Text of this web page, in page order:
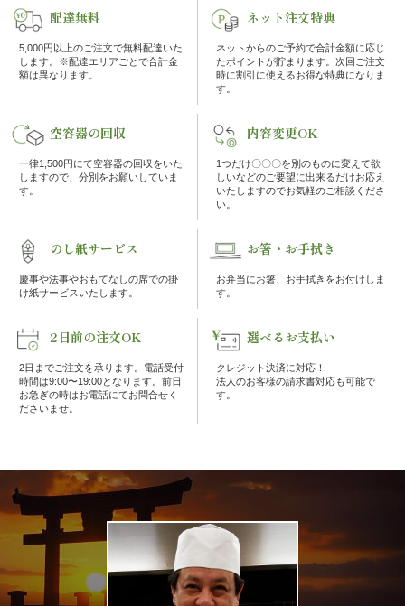
席
料
オ
ー
ブ
く
ら
堂
の
こ
だ
ン
配達無料
5,000円以上のご注文で無料配達いた
します。※配達エリアごとで合計金
額は異なります。
ネット注文特典
ネットからのご予約で合計金額に応じ
たポイントが貯まります。次回ご注文
時に割引に使えるお得な特典になりま
す。
空容器の回収
一律1,500円にて空容器の回収をいた
しますので、分別をお願いしていま
す。
内容変更OK
1つだけ〇〇〇を別のものに変えて欲
しいなどのご要望に出来るだけお応え
いたしますのでお気軽のご相談くださ
い。
のし紙サービス
慶事や法事やおもてなしの席での掛
け紙サービスいたします。
お箸・お手拭き
お弁当にお箸、お手拭きをお付けしま
す。
2日前の注文OK
2日までご注文を承ります。電話受付
時間は9:00〜19:00となります。前日
お急ぎの時はお電話にてお問合せく
ださいませ。
選べるお支払い
クレジット決済に対応！
法人のお客様の請求書対応も可能で
す。